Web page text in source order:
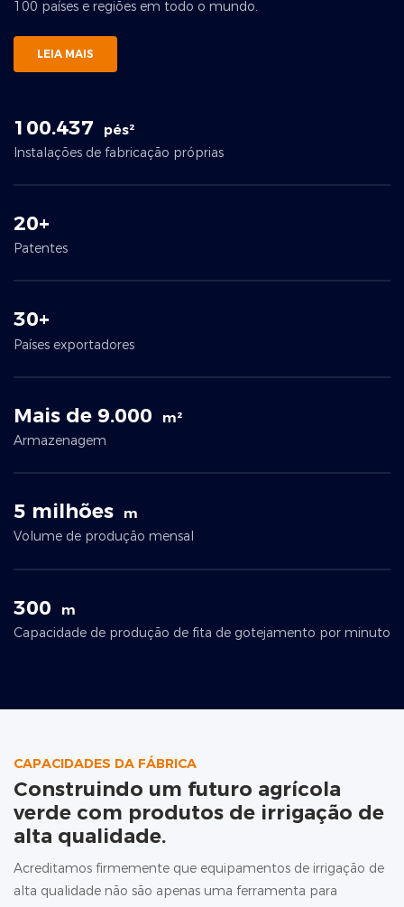
100 países e regiões em todo o mundo.
LEIA MAIS
100.437 pés²
Instalações de fabricação próprias
20+
Patentes
30+
Países exportadores
Mais de 9.000 m²
Armazenagem
5 milhões m
Volume de produção mensal
300 m
Capacidade de produção de fita de gotejamento por minuto
CAPACIDADES DA FÁBRICA
Construindo um futuro agrícola
verde com produtos de irrigação de
alta qualidade.
Acreditamos firmemente que equipamentos de irrigação de
alta qualidade não são apenas uma ferramenta para